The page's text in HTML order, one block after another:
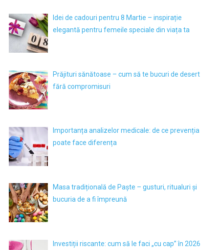
Idei de cadouri pentru 8 Martie – inspirație
elegantă pentru femeile speciale din viața ta
Prăjituri sănătoase – cum să te bucuri de desert
fără compromisuri
Importanța analizelor medicale: de ce prevenția
poate face diferența
Masa tradițională de Paște – gusturi, ritualuri și
bucuria de a fi împreună
Investiții riscante: cum să le faci „cu cap” în 2026